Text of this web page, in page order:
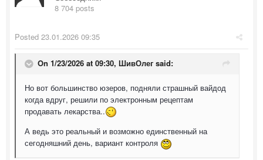
8 704 posts
Posted 23.01.2026 09:35
On 1/23/2026 at 09:30, ШивОлег said:
Но вот большинство юзеров, подняли страшный вайдод
когда вдруг, решили по электронным рецептам
продавать лекарства..
А ведь это реальный и возможно единственный на
сегодняшний день, вариант контроля